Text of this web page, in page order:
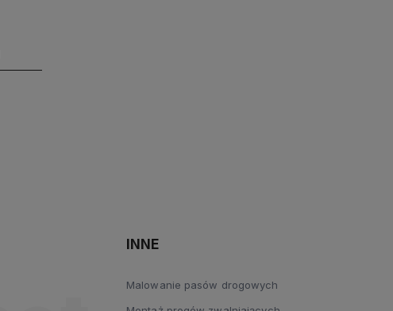
INNE
Malowanie pasów drogowych